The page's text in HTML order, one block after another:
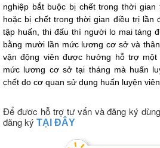
nghiệp bắt buộc bị chết trong thời
hoặc bị chết trong thời gian điều trị lần
tập huấn, thi đấu thì người lo mai táng
bằng mười lần mức lương cơ sở và
vận động viên được hưởng hỗ trợ
mức lương cơ sở tại tháng mà huấn
chết do cơ quan sử dụng huấn luyện viên,
Để được hỗ trợ tư vấn và đăng ký
đăng ký TẠI ĐÂY